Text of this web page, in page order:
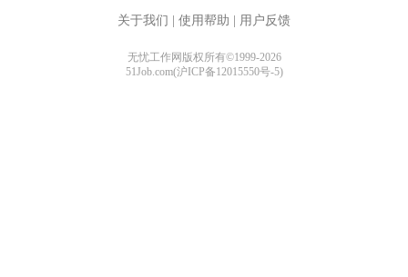
关于我们 使用帮助 用户反馈
无忧工作网版权所有©1999-2026
51Job.com(沪ICP备12015550号-5)